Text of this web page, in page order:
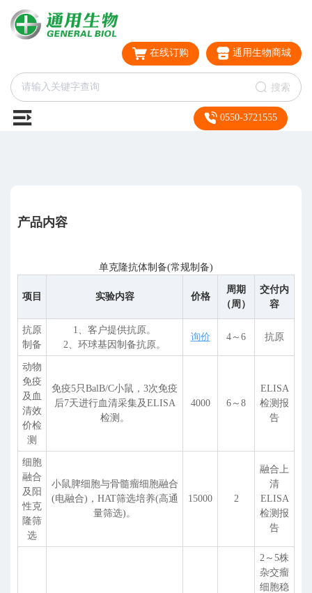
在线订购 通用生物商城
搜索
0550-3721555
产品内容
单克隆抗体制备(常规制备)
项目 实验内容 价格
周期
（周）
交付内
容
抗原
制备
1、客户提供抗原。
2、环球基因制备抗原。
询价 4～6 抗原
动物
免疫
及血
清效
价检
测
免疫5只BalB/C小鼠，3次免疫
后7天进行血清采集及ELISA
检测。
4000 6～8
ELISA
检测报
告
细胞
融合
及阳
性克
隆筛
选
小鼠脾细胞与骨髓瘤细胞融合
(电融合)，HAT筛选培养(高通
量筛选)。
15000 2
融合上
清
ELISA
检测报
告
2～5株
杂交瘤
细胞稳